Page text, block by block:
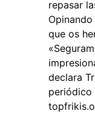
repasar
que os
declara
periódico